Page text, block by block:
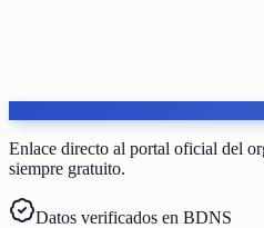
Enlace directo al portal oficial del
siempre gratuito.
Datos verificados en BDNS